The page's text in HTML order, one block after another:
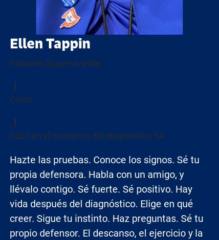
Ellen Tappin
Paciente/Superviviente
Colon
Edad en el momento del diagnóstico: 64
Hazte las pruebas. Conoce los signos. Sé tu
propia defensora. Habla con un amigo, y
llévalo contigo. Sé fuerte. Sé positivo. Hay
vida después del diagnóstico. Elige en qué
creer. Sigue tu instinto. Haz preguntas. Sé tu
propio defensor. El descanso, el ejercicio y la